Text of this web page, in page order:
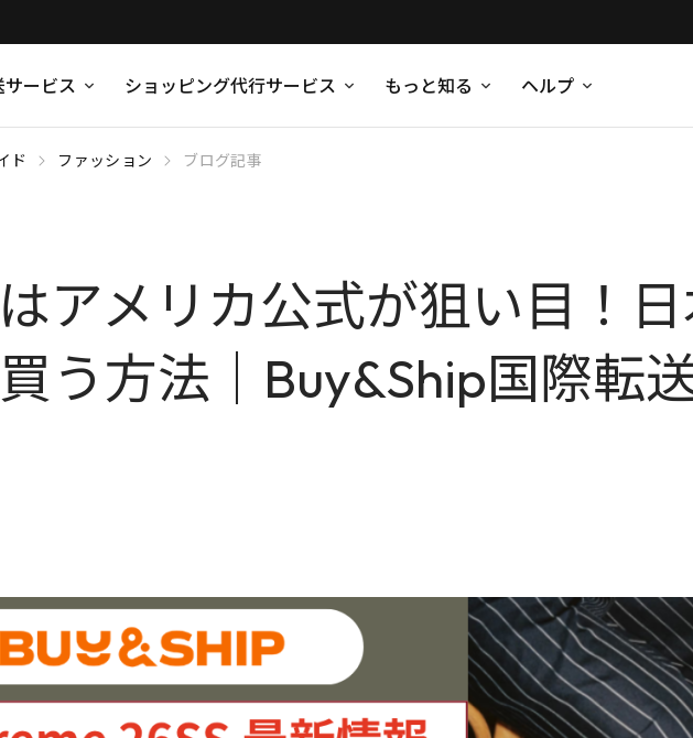
サービス ショッピング代行サービス もっと知る ヘルプ
ド ファッション ブログ記事
アメリカ公式が狙い目！
う方法｜Buy&Ship国際転